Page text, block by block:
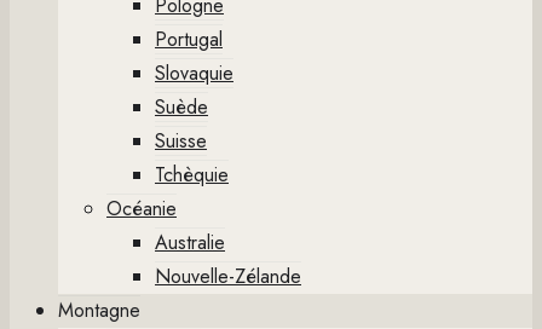
Portugal
Slovaquie
Suède
Suisse
Tchèquie
Océanie
Australie
Nouvelle-Zélande
Montagne